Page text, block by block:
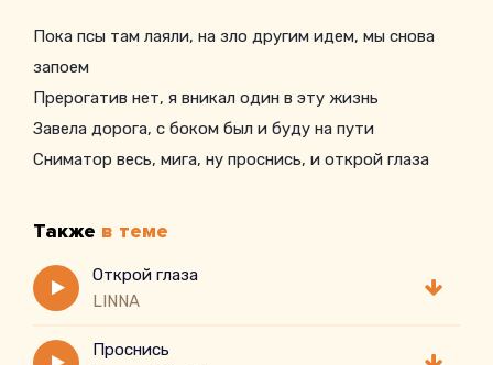
Пока псы там лаяли, на зло другим идем, мы снова
запоем
Прерогатив нет, я вникал один в эту жизнь
Завела дорога, с боком был и буду на пути
Сниматор весь, мига, ну проснись, и открой глаза
Также в теме
Открой глаза
LINNA
Проснись